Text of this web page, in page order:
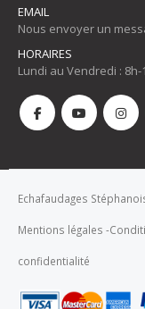
EMAIL
Nous envoyer un
HORAIRES
Lundi au Vendredi :
Echafaudages
Mentions légales -
confidentialité